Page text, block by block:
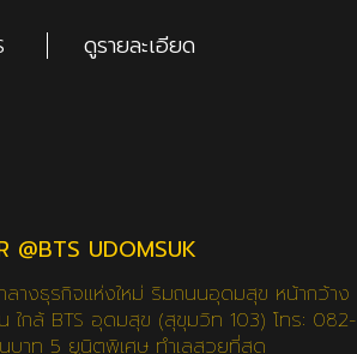
ดูรายละเอียด
@BTS UDOMSUK
างธุรกิจแห่งใหม่ ริมถนนอุดมสุข หน้ากว้าง
กล้ BTS อุดมสุข (สุขุมวิท 103) โทร: 082-
บาท 5 ยูนิตพิเศษ ทำเลสวยที่สุด